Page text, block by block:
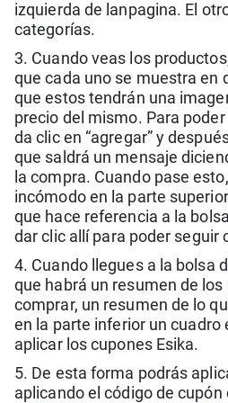
izquierda de lanpagina. El
categorías.
3. Cuando veas los
que cada uno se muestra en
que estos tendrán una
precio del mismo. Para
da clic en “agregar” y
que saldrá un mensaje
la compra. Cuando pase
incómodo en la parte
que hace referencia a la
dar clic allí para poder seguir
4. Cuando llegues a la bolsa
que habrá un resumen de
comprar, un resumen de lo
en la parte inferior un cuadro
aplicar los cupones Esika.
5. De esta forma podrás
aplicando el código de